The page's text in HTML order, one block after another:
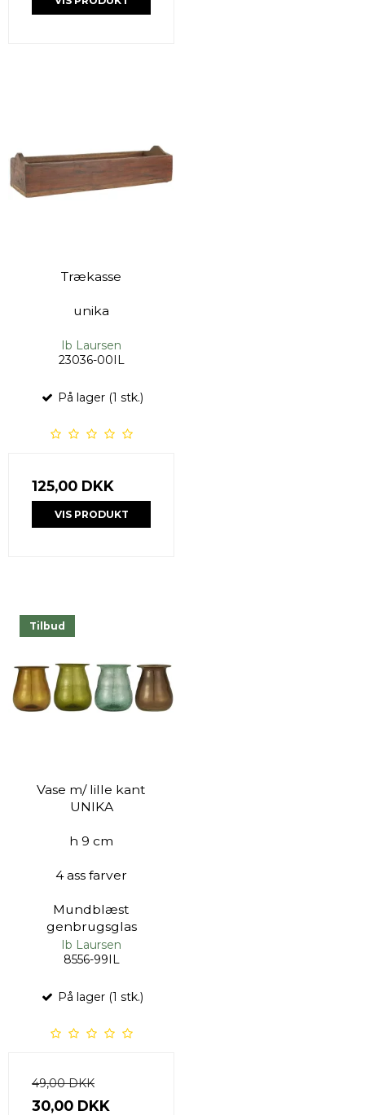
Trækasse
unika
Ib Laursen
23036-00IL
På lager (1 stk.)
125,00 DKK
VIS PRODUKT
Tilbud
Vase m/ lille kant
UNIKA
h 9 cm
4 ass farver
Mundblæst
genbrugsglas
Ib Laursen
8556-99IL
På lager (1 stk.)
49,00 DKK
30,00 DKK